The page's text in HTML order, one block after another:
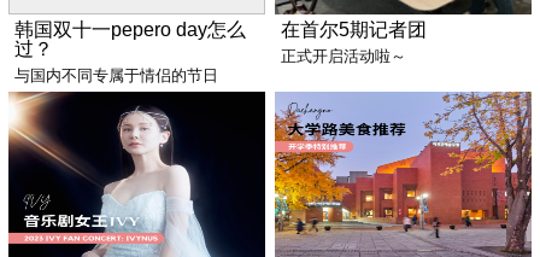
韩国双十一pepero day怎么
过？
与国内不同专属于情侣的节日
在首尔5期记者团
正式开启活动啦～